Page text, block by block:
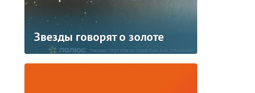
Звезды говорят о золоте